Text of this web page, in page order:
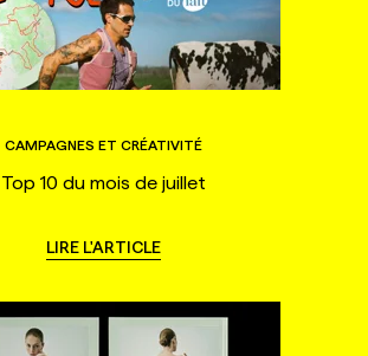
CAMPAGNES ET CRÉATIVITÉ
Top 10 du mois de juillet
LIRE L'ARTICLE